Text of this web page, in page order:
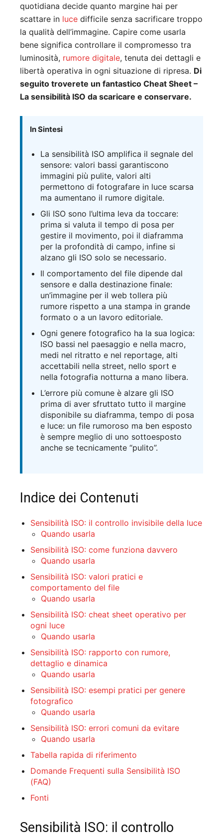
quotidiana decide quanto margine hai per
scattare in luce difficile senza sacrificare troppo
la qualità dell’immagine. Capire come usarla
bene significa controllare il compromesso tra
luminosità, rumore digitale, tenuta dei dettagli e
libertà operativa in ogni situazione di ripresa. Di
seguito troverete un fantastico Cheat Sheet –
La sensibilità ISO da scaricare e conservare.
In Sintesi
La sensibilità ISO amplifica il segnale del
sensore: valori bassi garantiscono
immagini più pulite, valori alti
permettono di fotografare in luce scarsa
ma aumentano il rumore digitale.
Gli ISO sono l’ultima leva da toccare:
prima si valuta il tempo di posa per
gestire il movimento, poi il diaframma
per la profondità di campo, infine si
alzano gli ISO solo se necessario.
Il comportamento del file dipende dal
sensore e dalla destinazione finale:
un’immagine per il web tollera più
rumore rispetto a una stampa in grande
formato o a un lavoro editoriale.
Ogni genere fotografico ha la sua logica:
ISO bassi nel paesaggio e nella macro,
medi nel ritratto e nel reportage, alti
accettabili nella street, nello sport e
nella fotografia notturna a mano libera.
L’errore più comune è alzare gli ISO
prima di aver sfruttato tutto il margine
disponibile su diaframma, tempo di posa
e luce: un file rumoroso ma ben esposto
è sempre meglio di uno sottoesposto
anche se tecnicamente “pulito”.
Indice dei Contenuti
Sensibilità ISO: il controllo invisibile della luce
Quando usarla
Sensibilità ISO: come funziona davvero
Quando usarla
Sensibilità ISO: valori pratici e
comportamento del file
Quando usarla
Sensibilità ISO: cheat sheet operativo per
ogni luce
Quando usarla
Sensibilità ISO: rapporto con rumore,
dettaglio e dinamica
Quando usarla
Sensibilità ISO: esempi pratici per genere
fotografico
Quando usarla
Sensibilità ISO: errori comuni da evitare
Quando usarla
Tabella rapida di riferimento
Domande Frequenti sulla Sensibilità ISO
(FAQ)
Fonti
Sensibilità ISO: il controllo